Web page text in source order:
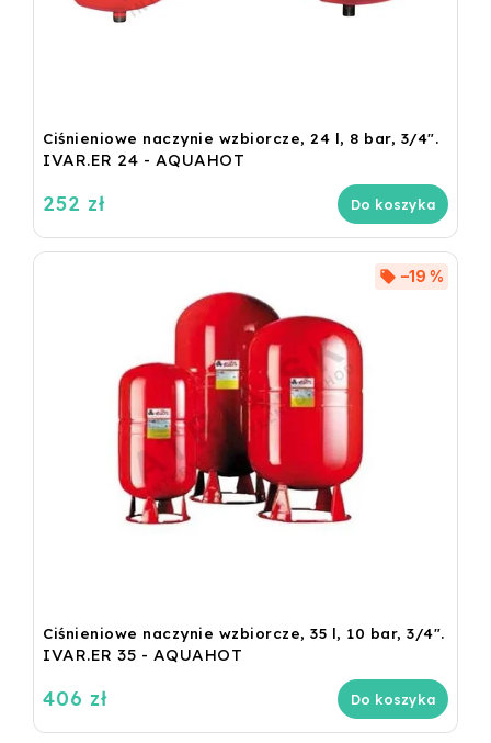
Ciśnieniowe naczynie wzbiorcze, 24 l, 8 bar, 3/4".
IVAR.ER 24 - AQUAHOT
252 zł Do koszyka
Ciśnieniowe naczynie wzbiorcze, 35 l, 10 bar, 3/4".
IVAR.ER 35 - AQUAHOT
–19 %
406 zł Do koszyka